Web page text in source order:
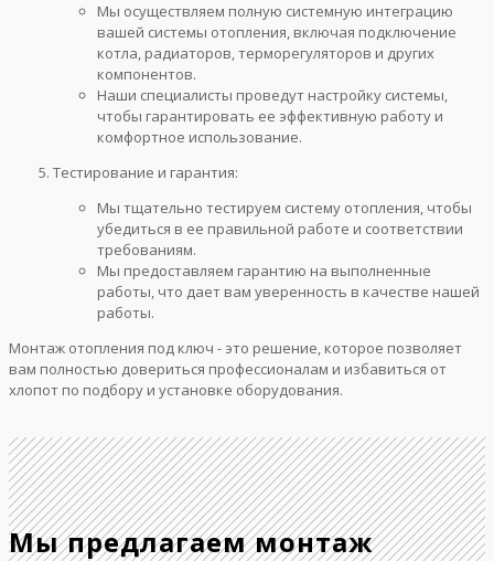
Мы осуществляем полную системную интеграцию
вашей системы отопления, включая подключение
котла, радиаторов, терморегуляторов и других
компонентов.
Наши специалисты проведут настройку системы,
чтобы гарантировать ее эффективную работу и
комфортное использование.
Тестирование и гарантия:
Мы тщательно тестируем систему отопления, чтобы
убедиться в ее правильной работе и соответствии
требованиям.
Мы предоставляем гарантию на выполненные
работы, что дает вам уверенность в качестве нашей
работы.
Монтаж отопления под ключ - это решение, которое позволяет
вам полностью довериться профессионалам и избавиться от
хлопот по подбору и установке оборудования.
Мы предлагаем монтаж